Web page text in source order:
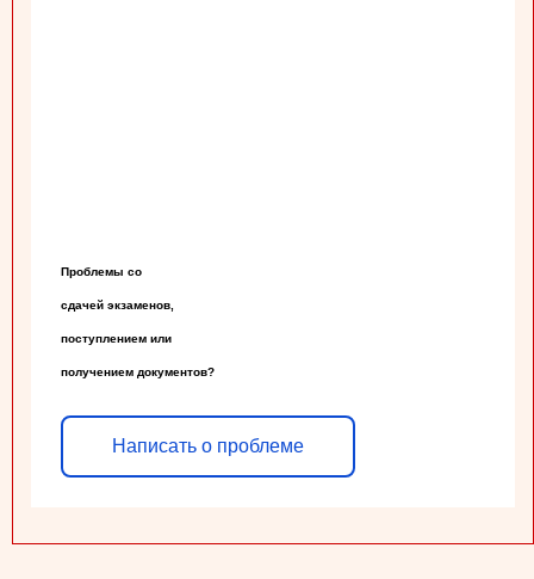
Проблемы со
сдачей экзаменов,
поступлением или
получением документов?
Написать о проблеме